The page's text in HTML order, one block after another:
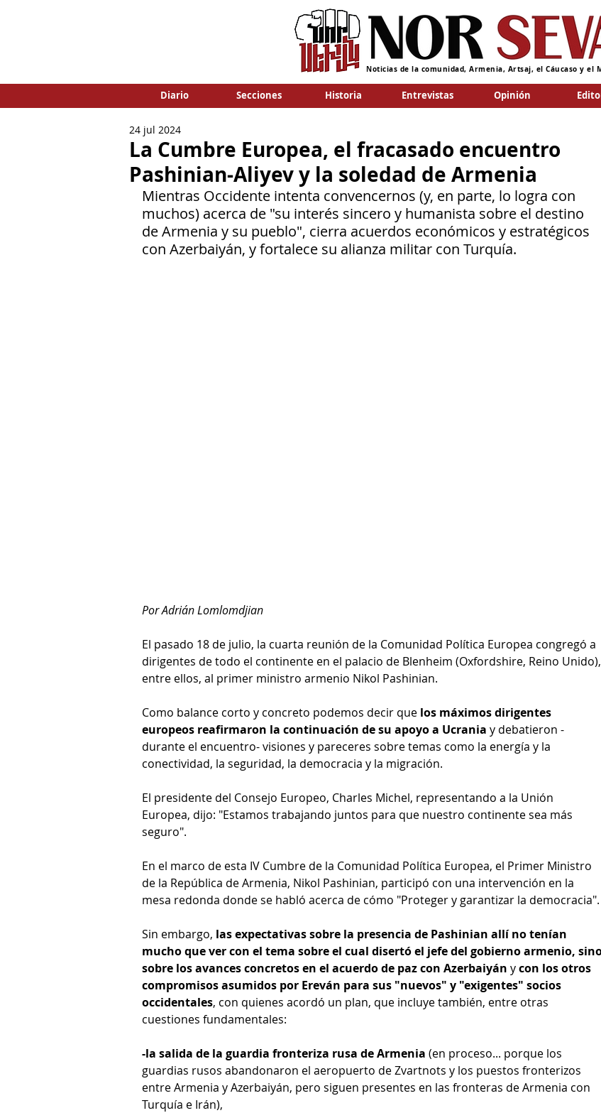
Noticias de la comunidad, Armenia, Artsaj, el Cáucaso y el
Diario Secciones Historia Entrevistas Opinión
La Cumbre Europea, el fracasado encuentro
Pashinian-Aliyev y la soledad de Armenia
24 jul 2024
Mientras Occidente intenta convencernos (y, en parte, lo logra con
muchos) acerca de "su interés sincero y humanista sobre el destino
de Armenia y su pueblo", cierra acuerdos económicos y estratégicos
con Azerbaiyán, y fortalece su alianza militar con Turquía.
Por Adrián Lomlomdjian
El pasado 18 de julio, la cuarta reunión de la Comunidad Política Europea congregó a
dirigentes de todo el continente en el palacio de Blenheim (Oxfordshire, Reino Unido),
entre ellos, al primer ministro armenio Nikol Pashinian.
Como balance corto y concreto podemos decir que los máximos dirigentes
europeos reafirmaron la continuación de su apoyo a Ucrania y debatieron -
durante el encuentro- visiones y pareceres sobre temas como la energía y la
conectividad, la seguridad, la democracia y la migración.
El presidente del Consejo Europeo, Charles Michel, representando a la Unión
Europea, dijo: "Estamos trabajando juntos para que nuestro continente sea más
seguro".
En el marco de esta IV Cumbre de la Comunidad Política Europea, el Primer Ministro
de la República de Armenia, Nikol Pashinian, participó con una intervención en la
mesa redonda donde se habló acerca de cómo "Proteger y garantizar la democracia".
Sin embargo, las expectativas sobre la presencia de Pashinian allí no tenían
mucho que ver con el tema sobre el cual disertó el jefe del gobierno armenio,
sobre los avances concretos en el acuerdo de paz con Azerbaiyán y con los otros
compromisos asumidos por Ereván para sus "nuevos" y "exigentes" socios
occidentales, con quienes acordó un plan, que incluye también, entre otras
cuestiones fundamentales:
-la salida de la guardia fronteriza rusa de Armenia (en proceso... porque los
guardias rusos abandonaron el aeropuerto de Zvartnots y los puestos fronterizos
entre Armenia y Azerbaiyán, pero siguen presentes en las fronteras de Armenia con
Turquía e Irán),